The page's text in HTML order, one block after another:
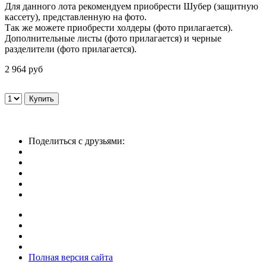
Для данного лота рекомендуем приобрести Шубер (защитную
кассету), представленную на фото.
Так же можете приобрести холдеры (фото прилагается).
Дополнительные листы (фото прилагается) и черные
разделители (фото прилагается).
2 964 руб
Поделиться с друзьями:
Полная версия сайта